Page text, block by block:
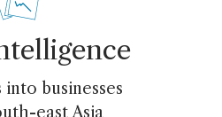
businesses
east Asia